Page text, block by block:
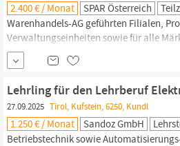
2.400 € / Monat SPAR Österreich
Warenhandels-AG geführten Filialen,
Verwaltungseinheiten sowie für alle
Verwaltungseinheiten der INTERSPAR
Maximarkt Handels-Gesellschaft m.b.H.
Lehrling für den Lehrberuf
27.09.2025 Tirol, Kufstein, 6250, Kundl
1.250 € / Monat Sandoz GmbH
Betriebstechnik sowie